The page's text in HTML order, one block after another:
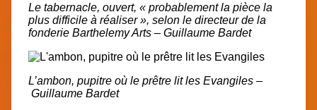
Le tabernacle, ouvert, « probablement la pièce la
plus difficile à réaliser », selon le directeur de la
fonderie Barthelemy Arts – Guillaume Bardet
L’ambon, pupitre où le prêtre lit les Evangiles –
Guillaume Bardet